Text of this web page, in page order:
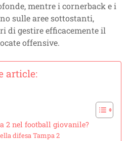
mentre i cornerback e i
sulle aree sottostanti,
di gestire efficacemente il
offensive.
article:
2 nel football giovanile?
difesa Tampa 2